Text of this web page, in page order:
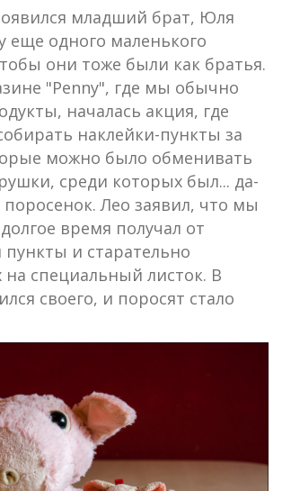
младший брат, Юля
еще одного маленького
они тоже были как братья.
"Penny", где мы обычно
началась акция, где
наклейки-пункты за
можно было обменивать
среди которых был... да-
Лео заявил, что мы
время получал от
пункты и старательно
на специальный листок. В
своего, и поросят стало